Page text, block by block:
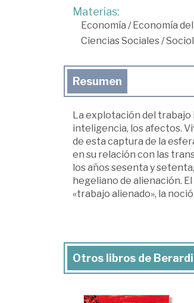
Materias:
Economía /Economía
Ciencias Sociales/
Resumen
La explotación del trabajo
inteligencia, los afectos.
de esta captura de la
en su relación con las
los años sesenta y
hegeliano de alienación.
«trabajo alienado», la
Otros libros de